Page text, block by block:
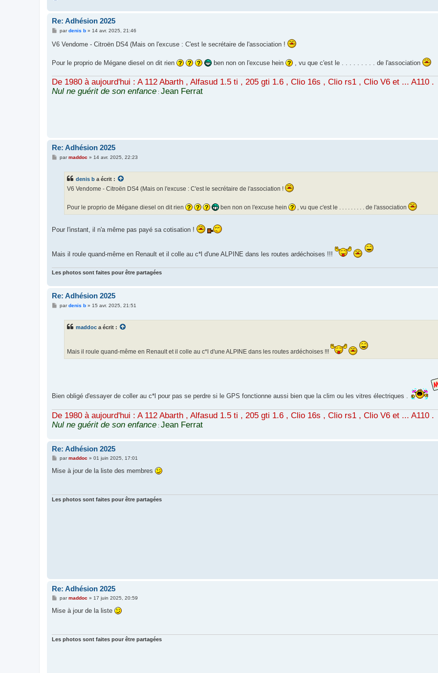
Re: Adhésion 2025
M
s
s
e
pardenis b» 14 avr. 2025, 21:46
V6 Vendome - Citroën DS4 (Mais on l'excuse : C'est le secrétaire de l'association !
Pour le proprio de Mégane diesel on dit rien ben non on l'excuse hein , vu que c'est le . . . . . . . . . de l'association
De 1980 à aujourd'hui : A 112 Abarth , Alfasud 1.5 ti , 205 gti 1.6 , Clio 16s , Clio rs1 , Clio V6 et ... A110 .
Nul ne guérit de son enfance : Jean Ferrat
Re: Adhésion 2025
Mparmaddoc » 14 avr. 2025, 22:23
denis b a écrit :
V6 Vendome - Citroën DS4 (Mais on l'excuse : C'est le secrétaire de l'association !
Pour le proprio de Mégane diesel on dit rien ben non on l'excuse hein , vu que c'est le . . . . . . . . . de l'association
Pour l'instant, il n'a même pas payé sa cotisation !
Mais il roule quand-même en Renault et il colle au c*l d'une ALPINE dans les routes ardéchoises !!!
Les photos sont faites pour être partagées
Re: Adhésion 2025
Mpardenis b» 15 avr. 2025, 21:51
maddoc a écrit :
Mais il roule quand-même en Renault et il colle au c*l d'une ALPINE dans les routes ardéchoises !!!
Bien obligé d'essayer de coller au c*l pour pas se perdre si le GPS fonctionne aussi bien que la clim ou les vitres électriques .
De 1980 à aujourd'hui : A 112 Abarth , Alfasud 1.5 ti , 205 gti 1.6 , Clio 16s , Clio rs1 , Clio V6 et ... A110 .
Nul ne guérit de son enfance : Jean Ferrat
Re: Adhésion 2025
M
s
parmaddoc » 01 juin 2025, 17:01
Mise à jour de la liste des membres
Les photos sont faites pour être partagées
Re: Adhésion 2025
M
s
parmaddoc » 17 juin 2025, 20:59
Mise à jour de la liste
Les photos sont faites pour être partagées